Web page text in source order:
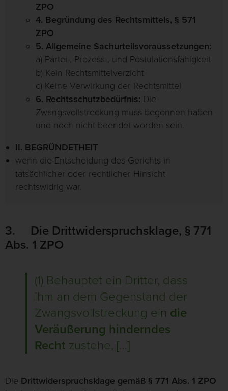
ZPO
4. Begründung des Rechtsmittels, § 571
ZPO
5. Allgemeine Sachurteilsvoraussetzungen:
a) Partei-, Prozess-, und Postulationsfähigkeit
b) Kein Rechtsmittelverzicht
c) Keine Verwirkung der Rechtsmittel
6. Rechtsschutzbedürfnis: Die
Zwangsvollstreckung muss begonnen haben
und noch nicht beendet worden sein.
II. BEGRÜNDETHEIT
wenn die Entscheidung des Gerichts in
tatsächlicher oder rechtlicher Hinsicht
rechtswidrig war.
3. Die Drittwiderspruchsklage, § 771
Abs. 1 ZPO
(1) Behauptet ein Dritter, dass
ihm an dem Gegenstand der
Zwangsvollstreckung ein die
Veräußerung hinderndes
Recht zustehe, […]
Die Drittwiderspruchsklage gemäß § 771 Abs. 1 ZPO